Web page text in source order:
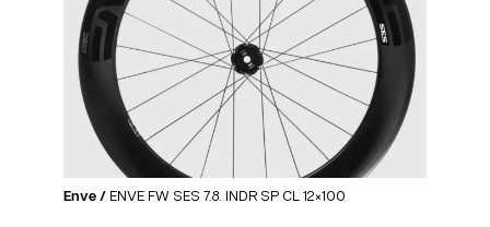
Enve / ENVE FW SES 7.8. INDR SP CL 12×100